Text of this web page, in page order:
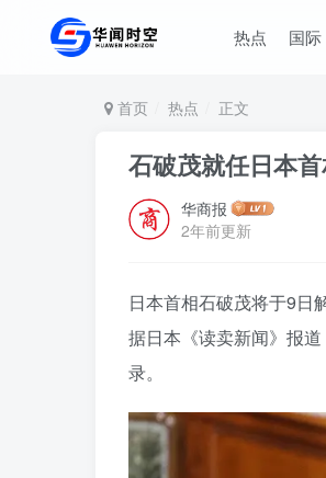
热点 国际
首页 热点 正文
石破茂就任日本
华商报
2年前更新
日本首相石破茂将于9日
据日本《读卖新闻》报
录。